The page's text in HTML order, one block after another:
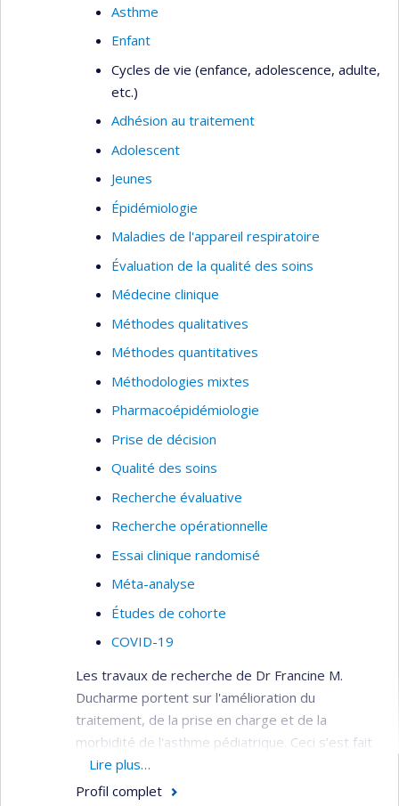
Asthme
Enfant
Cycles de vie (enfance, adolescence, adulte,
etc.)
Adhésion au traitement
Adolescent
Jeunes
Épidémiologie
Maladies de l'appareil respiratoire
Évaluation de la qualité des soins
Médecine clinique
Méthodes qualitatives
Méthodes quantitatives
Méthodologies mixtes
Pharmacoépidémiologie
Prise de décision
Qualité des soins
Recherche évaluative
Recherche opérationnelle
Essai clinique randomisé
Méta-analyse
Études de cohorte
COVID-19
Les travaux de recherche de Dr Francine M.
Ducharme portent sur l'amélioration du
traitement, de la prise en charge et de la
morbidité de l'asthme pédiatrique. Ceci s’est fait
par le biais du développement d’instruments
cliniques et de recherche spécifiques aux enfants,
Lire plus…
Profil complet